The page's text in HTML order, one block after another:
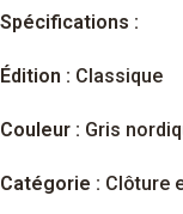
Spécifications :
Édition : Classique
Couleur : Gris
Catégorie : Clôture